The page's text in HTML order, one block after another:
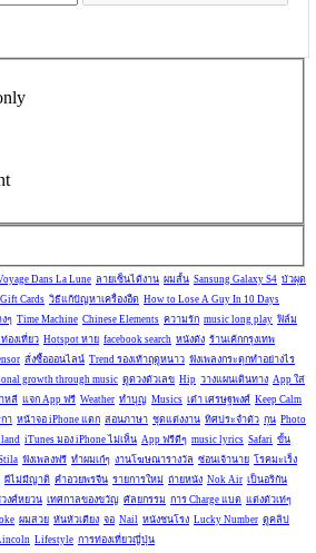
Dans La Lune ลายเซ็นได้งาน ผมสั้น Sansung Galaxy S4 บัวผุด
Gift Cards วิธีแก้ปัญหาเครื่องอืด How to Lose A Guy In 10 Days
ๆ Time Machine Chinese Elements ความรัก music long play ฟิล์ม
องเที่ยว Hotspot หาย facebook search หนังดัง ร้านเค้กกรุงเทพ
สั่งซื้อออนไลน์ Trend รองเท้าฤดูหนาว ฟังเพลงกระตุกทำอย่างไร
growth through music ดูดวงตัวเลข Hip วางแผนเดินทาง App ใส่
หลี แจก App ฟรี Weather ทำบุญ Musics เต๋า เศรษฐพงศ์ Keep Calm
า หน้าจอ iPhone แตก สอนภาษา ชุดแต่งงาน ทิศประจำตัว กุน Photo
iTunes มอง iPhone ไม่เห็น App ฟรีดีๆ music lyrics Safari ขั้น
ฟังเพลงฟรี ทำผมเก๋ๆ งานโฆษณารางวัล ซ่อนเจ้านาย โรคมะเร็ง
ผีไม่มีญาติ คำอวยพรจีน รายการใหม่ ถ่ายหนัง Nok Air เป็นอริกัน
งศ์หยวน เทศกาลของขวัญ ศัลยกรรม การ Charge แบต แต่งตัวเท่ๆ
ผมสวย หันหัวเตียง จอ Nail หนังชนโรง Lucky Number ดูคลิป
Lifestyle การท่องเที่ยวญี่ปุ่น